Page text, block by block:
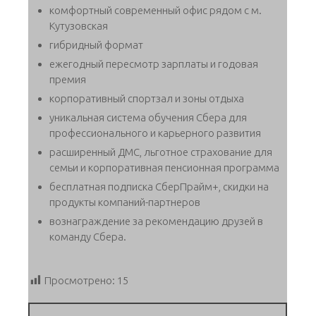
комфортный современный офис рядом с м.
Кутузовская
гибридный формат
ежегодный пересмотр зарплаты и годовая
премия
корпоративный спортзал и зоны отдыха
уникальная система обучения Сбера для
профессионального и карьерного развития
расширенный ДМС, льготное страхование для
семьи и корпоративная пенсионная программа
бесплатная подписка СберПрайм+, скидки на
продукты компаний-партнеров
вознаграждение за рекомендацию друзей в
команду Сбера.
Просмотрено: 15